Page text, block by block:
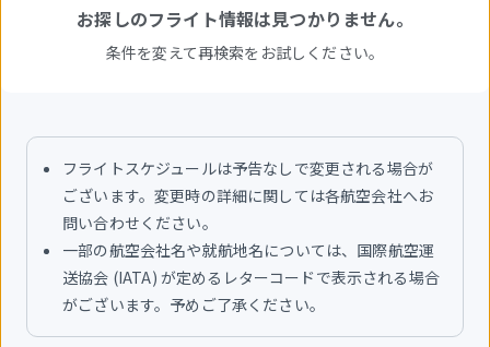
果
お探しのフライト情報は見つかりません。
条件を変えて再検索をお試しください。
フライトスケジュールは予告なしで変更される場合が
ございます。変更時の詳細に関しては各航空会社へお
問い合わせください。
一部の航空会社名や就航地名については、国際航空運
送協会 (IATA) が定めるレターコードで表示される場合
がございます。予めご了承ください。